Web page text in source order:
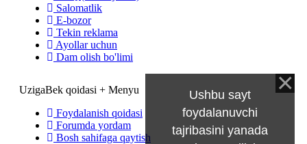
Salomatlik
E-bozor
Tekin reklama
Ayollar uchun
Dam olish bo'limi
UzigaBek qoidasi + Menyu
Foydalanish qoidasi
Forumda yordam
Bosh sahifaga qaytish
Ushbu sayt
foydalanuvchi
tajribasini yanada